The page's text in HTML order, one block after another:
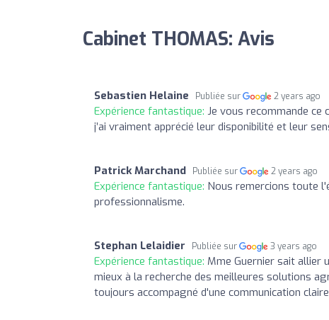
Cabinet THOMAS: Avis
Sebastien Helaine Publiée sur 2 years ago
Expérience fantastique: Je vous recommande ce
j’ai vraiment apprécié leur disponibilité et leur
Patrick Marchand Publiée sur 2 years ago
Expérience fantastique: Nous remercions toute
professionnalisme.
Stephan Lelaidier Publiée sur 3 years ago
Expérience fantastique: Mme Guernier sait allier
mieux à la recherche des meilleures solutions
toujours accompagné d'une communication